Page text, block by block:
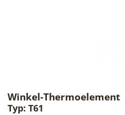
Winkel-Thermoelement
Typ: T61